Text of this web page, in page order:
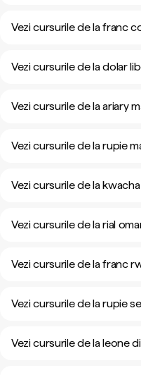
Vezi cursurile de la franc
Vezi cursurile de la dolar
Vezi cursurile de la ariary
Vezi cursurile de la rupie
Vezi cursurile de la
Vezi cursurile de la rial
Vezi cursurile de la franc
Vezi cursurile de la rupie
Vezi cursurile de la leone